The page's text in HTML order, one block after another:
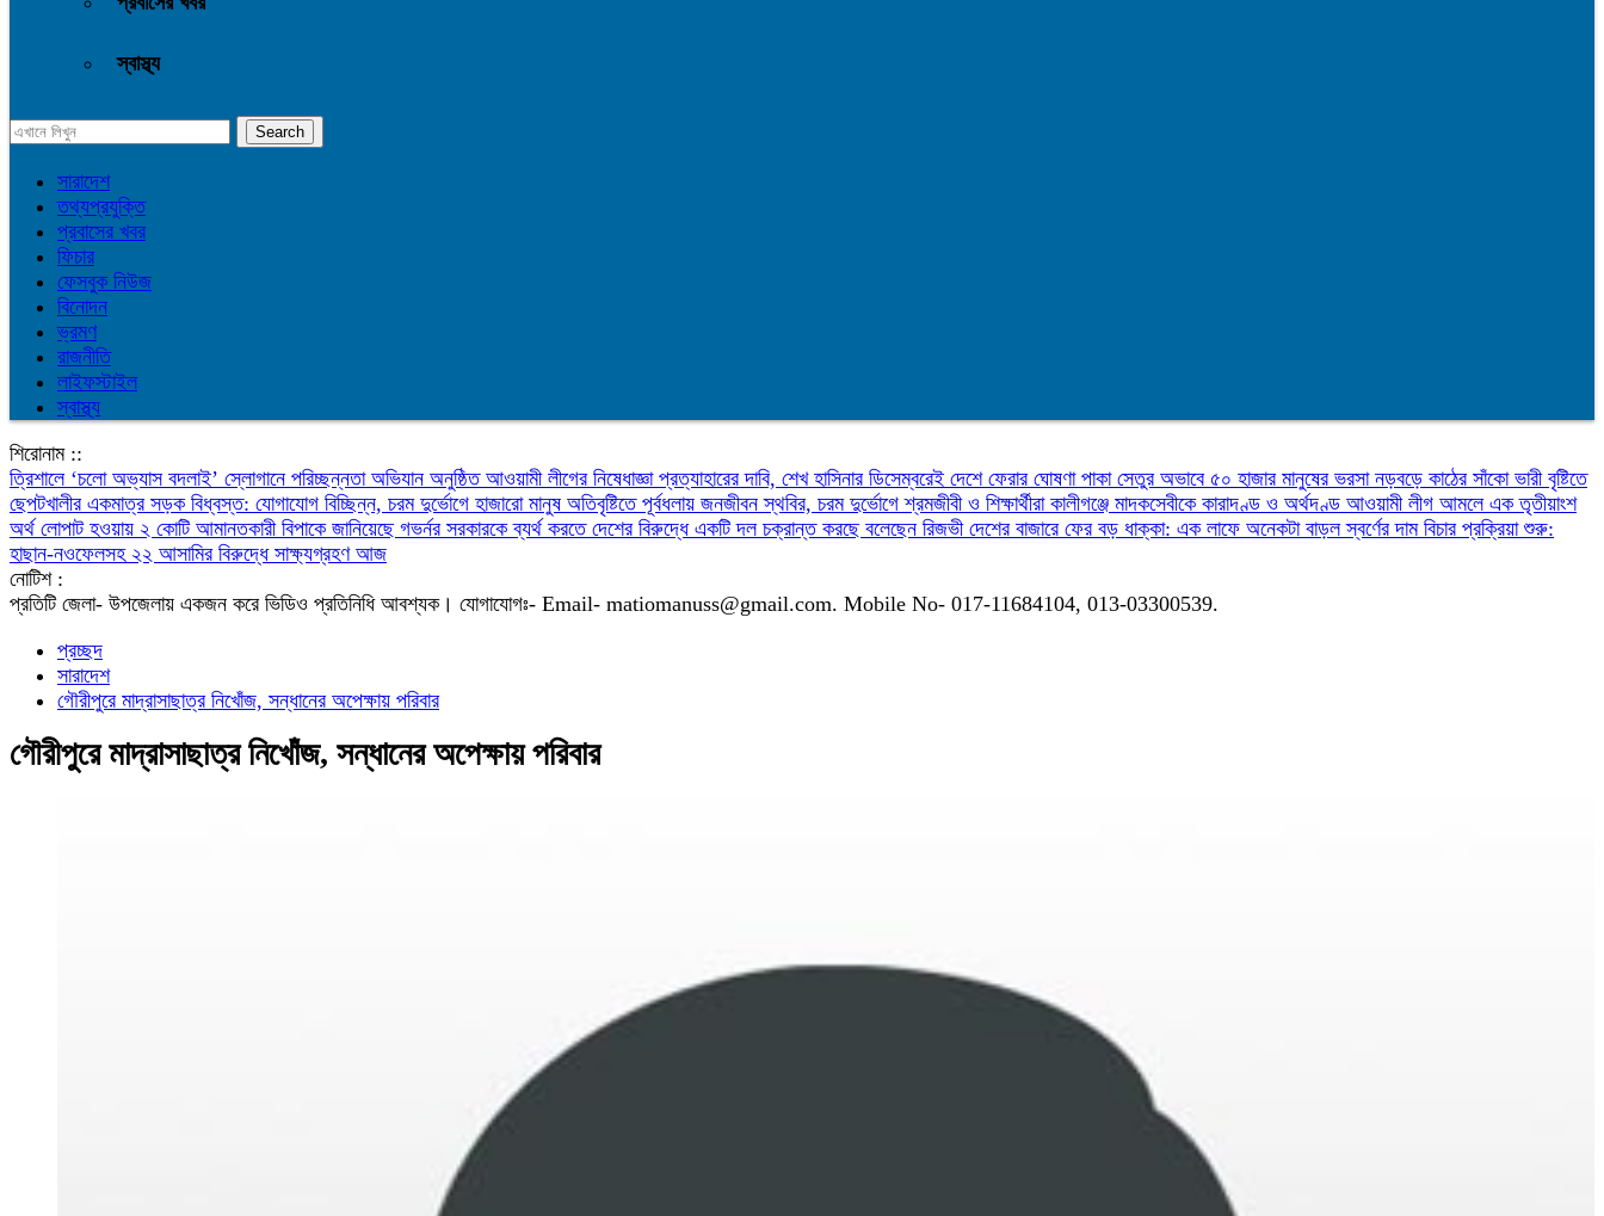
স্বাস্থ্য
সারাদেশ
তথ্যপ্রযুক্তি
প্রবাসের খবর
ফিচার
ফেসবুক নিউজ
বিনোদন
ভ্রমণ
রাজনীতি
লাইফস্টাইল
স্বাস্থ্য
শিরোনাম ::
‎ত্রিশালে ‘চলো অভ্যাস বদলাই’ স্লোগানে পরিচ্ছন্নতা অভিযান অনুষ্ঠিত আওয়ামী লীগের নিষেধাজ্ঞা প্রত্যাহারের দাবি, শেখ হাসিনার ডিসেম্বরেই দেশে ফেরার ঘোষণা পাকা সেতুর অভাবে ৫০ হাজার মানুষের ভরসা নড়বড়ে কাঠের সাঁকো ভারী বৃষ্টিতে
ছেপটখালীর একমাত্র সড়ক বিধ্বস্ত: যোগাযোগ বিচ্ছিন্ন, চরম দুর্ভোগে হাজারো মানুষ অতিবৃষ্টিতে পূর্বধলায় জনজীবন স্থবির, চরম দুর্ভোগে শ্রমজীবী ও শিক্ষার্থীরা কালীগঞ্জে মাদকসেবীকে কারাদণ্ড ও অর্থদণ্ড আওয়ামী লীগ আমলে এক তৃতীয়াংশ
অর্থ লোপাট হওয়ায় ২ কোটি আমানতকারী বিপাকে জানিয়েছে গভর্নর সরকারকে ব্যর্থ করতে দেশের বিরুদ্ধে একটি দল চক্রান্ত করছে বলেছেন রিজভী দেশের বাজারে ফের বড় ধাক্কা: এক লাফে অনেকটা বাড়ল স্বর্ণের দাম বিচার প্রক্রিয়া শুরু:
হাছান-নওফেলসহ ২২ আসামির বিরুদ্ধে সাক্ষ্যগ্রহণ আজ
নোটিশ :
প্রতিটি জেলা- উপজেলায় একজন করে ভিডিও প্রতিনিধি আবশ্যক। যোগাযোগঃ- Email- matiomanuss@gmail.com. Mobile No- 017-11684104, 013-03300539.
প্রচ্ছদ
সারাদেশ
গৌরীপুরে মাদ্রাসাছাত্র নিখোঁজ, সন্ধানের অপেক্ষায় পরিবার
গৌরীপুরে মাদ্রাসাছাত্র নিখোঁজ, সন্ধানের অপেক্ষায় পরিবার